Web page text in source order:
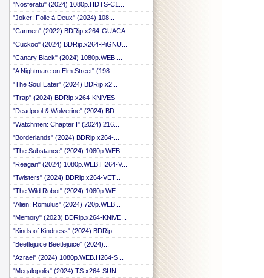
"Nosferatu" (2024) 1080p.HDTS-C1...
"Joker: Folie à Deux" (2024) 108...
"Carmen" (2022) BDRip.x264-GUACA...
"Cuckoo" (2024) BDRip.x264-PiGNU...
"Canary Black" (2024) 1080p.WEB....
"A Nightmare on Elm Street" (198...
"The Soul Eater" (2024) BDRip.x2...
"Trap" (2024) BDRip.x264-KNiVES
"Deadpool & Wolverine" (2024) BD...
"Watchmen: Chapter I" (2024) 216...
"Borderlands" (2024) BDRip.x264-...
"The Substance" (2024) 1080p.WEB...
"Reagan" (2024) 1080p.WEB.H264-V...
"Twisters" (2024) BDRip.x264-VET...
"The Wild Robot" (2024) 1080p.WE...
"Alien: Romulus" (2024) 720p.WEB...
"Memory" (2023) BDRip.x264-KNiVE...
"Kinds of Kindness" (2024) BDRip...
"Beetlejuice Beetlejuice" (2024)...
"Azrael" (2024) 1080p.WEB.H264-S...
"Megalopolis" (2024) TS.x264-SUN...